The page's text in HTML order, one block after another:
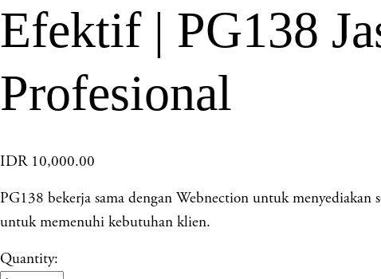
Efektif | PG138
Profesional
IDR 10,000.00
PG138 bekerja sama dengan Webnection untuk
untuk memenuhi kebutuhan klien.
Quantity: